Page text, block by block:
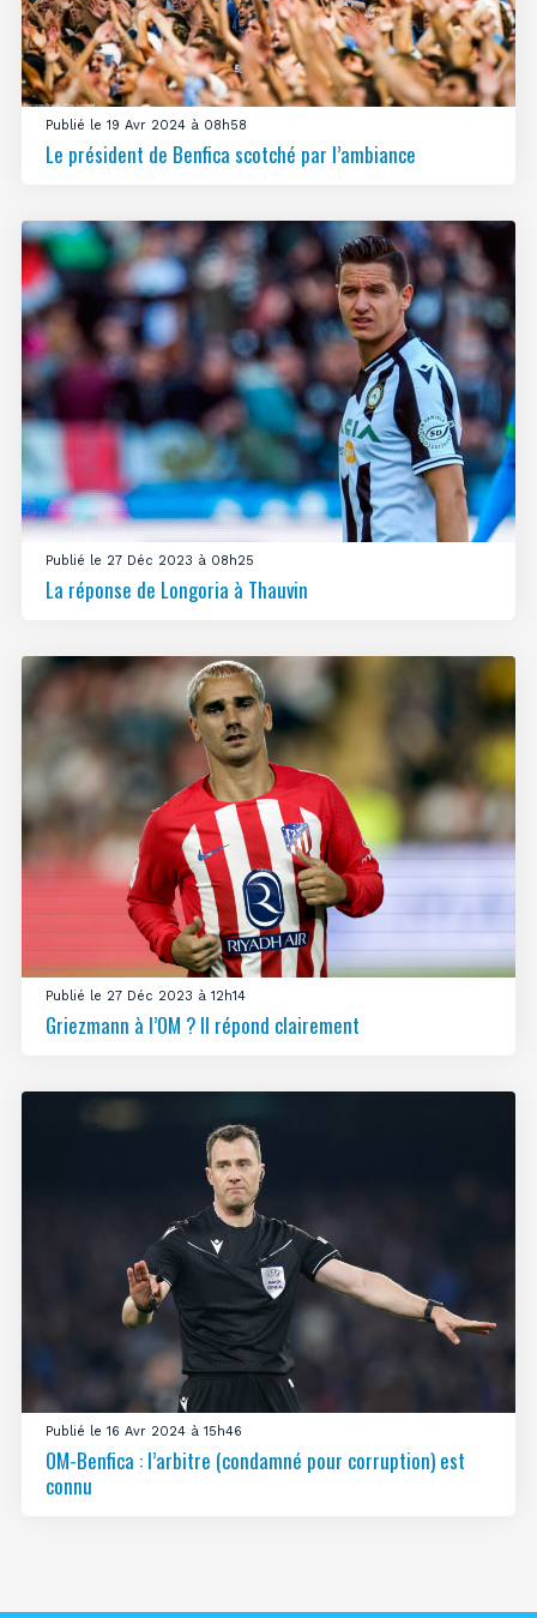
Publié le 19 Avr 2024 à 08h58
Le président de Benfica scotché par l’ambiance
Publié le 27 Déc 2023 à 08h25
La réponse de Longoria à Thauvin
Publié le 27 Déc 2023 à 12h14
Griezmann à l’OM ? Il répond clairement
Publié le 16 Avr 2024 à 15h46
OM-Benfica : l’arbitre (condamné pour corruption) est
connu